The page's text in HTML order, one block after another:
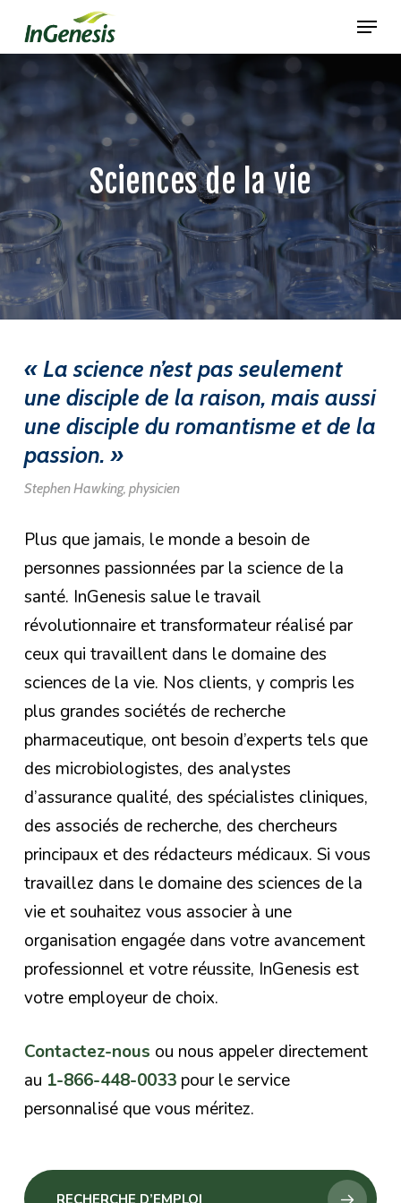
content
Menu
Sciences de la vie
« La science n’est pas seulement
une disciple de la raison, mais aussi
une disciple du romantisme et de la
passion. »
Stephen Hawking, physicien
Plus que jamais, le monde a besoin de
personnes passionnées par la science de la
santé. InGenesis salue le travail
révolutionnaire et transformateur réalisé par
ceux qui travaillent dans le domaine des
sciences de la vie. Nos clients, y compris les
plus grandes sociétés de recherche
pharmaceutique, ont besoin d’experts tels que
des microbiologistes, des analystes
d’assurance qualité, des spécialistes cliniques,
des associés de recherche, des chercheurs
principaux et des rédacteurs médicaux. Si vous
travaillez dans le domaine des sciences de la
vie et souhaitez vous associer à une
organisation engagée dans votre avancement
professionnel et votre réussite, InGenesis est
votre employeur de choix.
Contactez-nous ou nous appeler directement
au 1-866-448-0033pour le service
personnalisé que vous méritez.